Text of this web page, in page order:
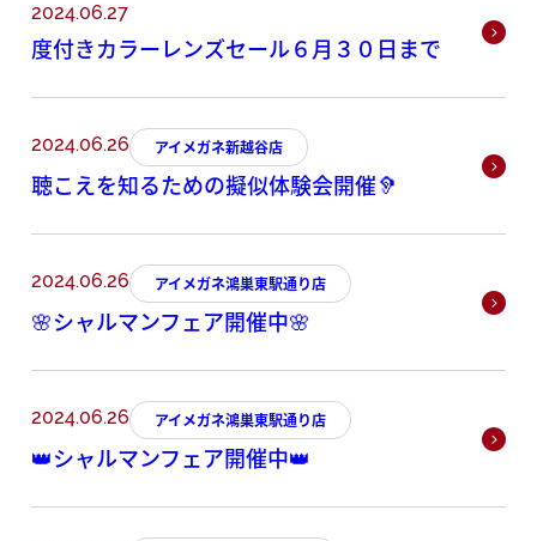
2024.06.27
度付きカラーレンズセール６月３０日まで
2024.06.26 アイメガネ新越谷店
聴こえを知るための擬似体験会開催🦻
2024.06.26 アイメガネ鴻巣東駅通り店
🌸シャルマンフェア開催中🌸
2024.06.26 アイメガネ鴻巣東駅通り店
👑シャルマンフェア開催中👑